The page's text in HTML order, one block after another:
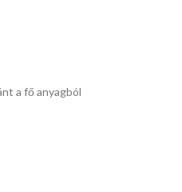
a fő anyagból